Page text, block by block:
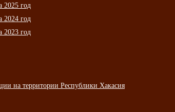
год
год
год
на территории Республики Хакасия